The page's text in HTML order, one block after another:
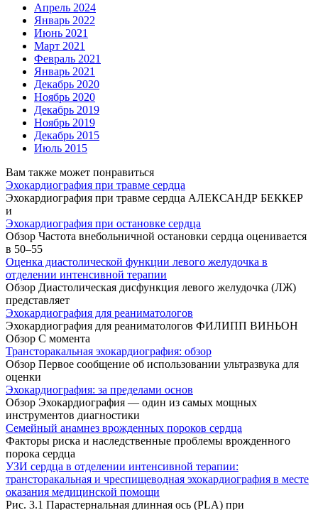
Апрель 2024
Январь 2022
Июнь 2021
Март 2021
Февраль 2021
Январь 2021
Декабрь 2020
Ноябрь 2020
Декабрь 2019
Ноябрь 2019
Декабрь 2015
Июль 2015
Вам также может понравиться
Эхокардиография при травме сердца
Эхокардиография при травме сердца АЛЕКСАНДР БЕККЕР
и
Эхокардиография при остановке сердца
Обзор Частота внебольничной остановки сердца оценивается
в 50–55
Оценка диастолической функции левого желудочка в
отделении интенсивной терапии
Обзор Диастолическая дисфункция левого желудочка (ЛЖ)
представляет
Эхокардиография для реаниматологов
Эхокардиография для реаниматологов ФИЛИПП ВИНЬОН
Обзор С момента
Трансторакальная эхокардиография: обзор
Обзор Первое сообщение об использовании ультразвука для
оценки
Эхокардиография: за пределами основ
Обзор Эхокардиография — один из самых мощных
инструментов диагностики
Семейный анамнез врожденных пороков сердца
Факторы риска и наследственные проблемы врожденного
порока сердца
УЗИ сердца в отделении интенсивной терапии:
трансторакальная и чреспищеводная эхокардиография в месте
оказания медицинской помощи
Рис. 3.1 Парастернальная длинная ось (PLA) при